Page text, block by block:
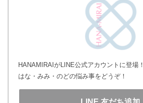
HANAMIRAIがLINE公式アカウントに登場！
はな・みみ・のどの悩み事をどうぞ！